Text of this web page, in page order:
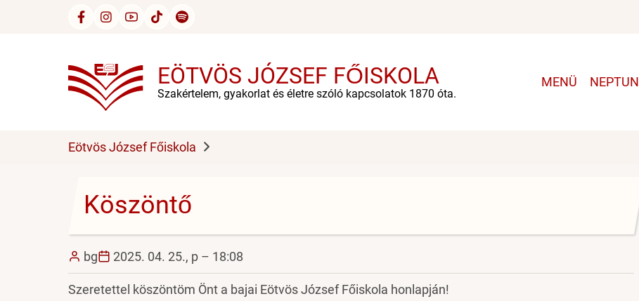
EÖTVÖS JÓZSEF FŐISKOLA
Szakértelem, gyakorlat és életre szóló kapcsolatok 1870 óta.
Main
MENÜ NEPTUN
Eötvös József Főiskola
Köszöntő
bg 2025. 04. 25., p – 18:08
Szeretettel köszöntöm Önt a bajai Eötvös József Főiskola honlapján!